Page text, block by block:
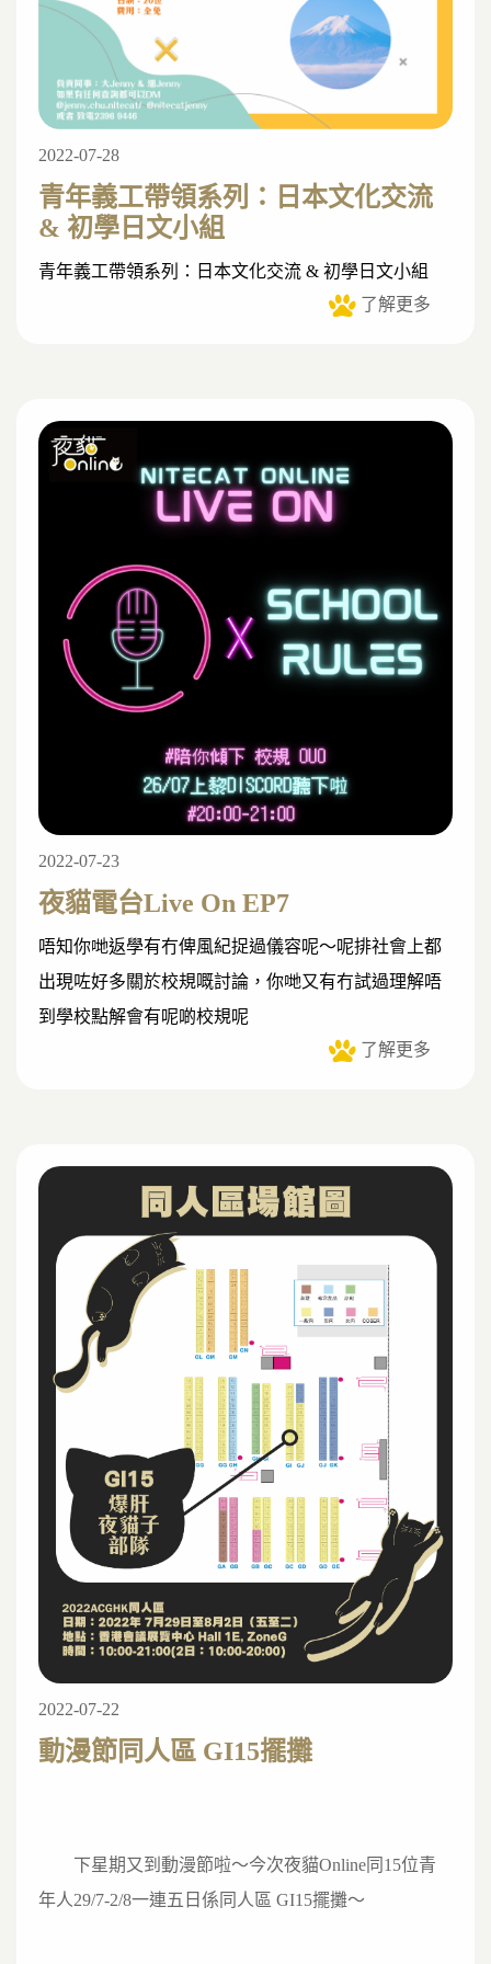
2022-07-28
青年義工帶領系列：日本文化交流
& 初學日文小組
青年義工帶領系列：日本文化交流 & 初學日文小組
了解更多
2022-07-23
夜貓電台Live On EP7
唔知你哋返學有冇俾風紀捉過儀容呢～呢排社會上都
出現咗好多關於校規嘅討論，你哋又有冇試過理解唔
到學校點解會有呢啲校規呢
了解更多
2022-07-22
動漫節同人區 GI15擺攤
	下星期又到動漫節啦～
今次夜貓Online同15位青
年人29/7-2/8一連五日係同人區 GI15擺攤～